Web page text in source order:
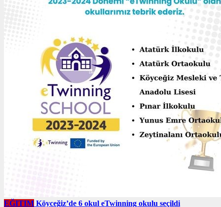
EĞITIM Köyceğiz’de 6 okul eTwinning okulu seçildi